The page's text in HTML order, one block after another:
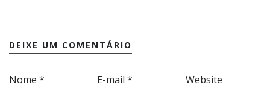
DEIXE UM COMENTÁRIO
Nome * E-mail* Website